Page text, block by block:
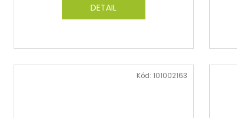
DETAIL
Kód: 101002163